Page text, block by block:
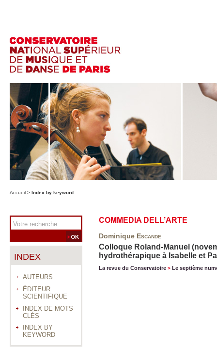
Accueil > Index by keyword
INDEX
AUTEURS
ÉDITEUR
SCIENTIFIQUE
INDEX DE MOTS-
CLÉS
INDEX BY
KEYWORD
COMMEDIA DELL’ARTE
Dominique Escande
Colloque Roland-Manuel
hydrothérapique à Isabelle et
La revue du Conservatoire > Le septième